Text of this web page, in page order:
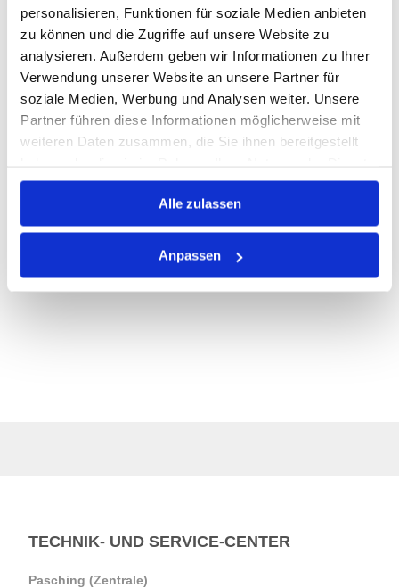
personalisieren, Funktionen für soziale Medien anbieten
zu können und die Zugriffe auf unsere Website zu
analysieren. Außerdem geben wir Informationen zu Ihrer
Verwendung unserer Website an unsere Partner für
soziale Medien, Werbung und Analysen weiter. Unsere
Partner führen diese Informationen möglicherweise mit
weiteren Daten zusammen, die Sie ihnen bereitgestellt
gesammelt haben.
Alle zulassen
Anpassen
TECHNIK- UND SERVICE-CENTER
Pasching (Zentrale)